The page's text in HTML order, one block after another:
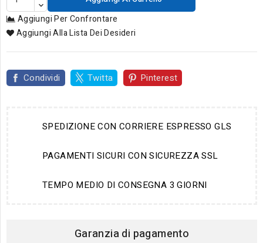
Aggiungi Per Confrontare
Aggiungi Alla Lista Dei Desideri
Condividi Twitta Pinterest
SPEDIZIONE CON CORRIERE ESPRESSO GLS
PAGAMENTI SICURI CON SICUREZZA SSL
TEMPO MEDIO DI CONSEGNA 3 GIORNI
Garanzia di pagamento